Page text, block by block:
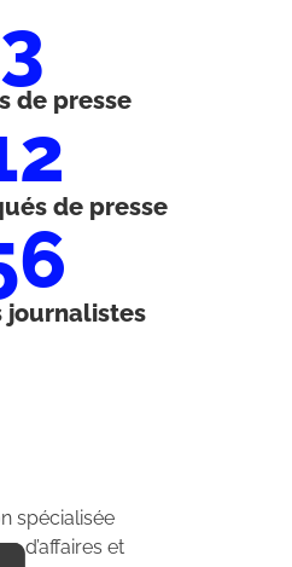
3
de presse
de presse
journalistes
spécialisée
d’affaires et